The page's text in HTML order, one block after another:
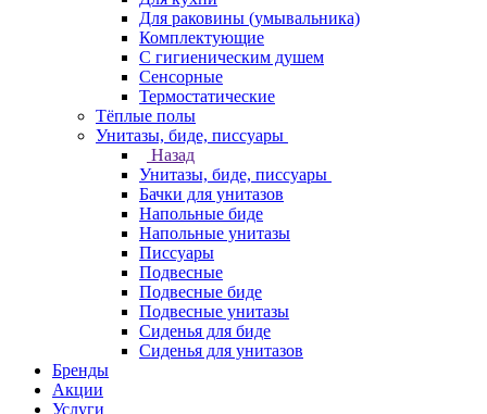
Для раковины (умывальника)
Комплектующие
С гигиеническим душем
Сенсорные
Термостатические
Тёплые полы
Унитазы, биде, писсуары
Назад
Унитазы, биде, писсуары
Бачки для унитазов
Напольные биде
Напольные унитазы
Писсуары
Подвесные
Подвесные биде
Подвесные унитазы
Сиденья для биде
Сиденья для унитазов
Бренды
Акции
Услуги